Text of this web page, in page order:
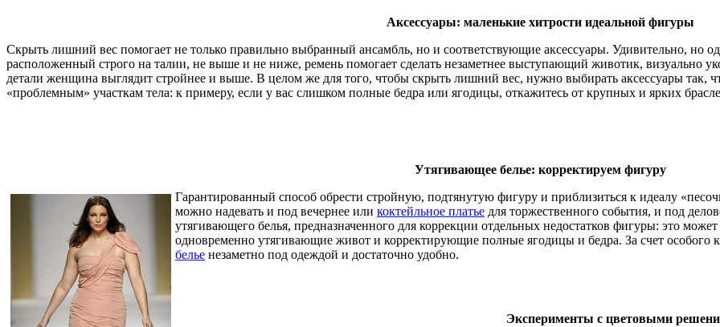
Аксессуары: маленькие хитрости идеальной фигуры
Скрыть лишний вес помогает не только правильно выбранный ансамбль, но и соответствующие аксессуары. Удивительно, но
расположенный строго на талии, не выше и не ниже, ремень помогает сделать незаметнее выступающий животик, визуально
детали женщина выглядит стройнее и выше. В целом же для того, чтобы скрыть лишний вес, нужно выбирать аксессуары так,
«проблемным» участкам тела: к примеру, если у вас слишком полные бедра или ягодицы, откажитесь от крупных и ярких
Утягивающее белье: корректируем фигуру
Гарантированный способ обрести стройную, подтянутую фигуру и приблизиться к идеалу
можно надевать и под вечернее или коктейльное платье для торжественного события, и под
утягивающего белья, предназначенного для коррекции отдельных недостатков фигуры: это
одновременно утягивающие живот и корректирующие полные ягодицы и бедра. За счет особого
белье незаметно под одеждой и достаточно удобно.
Эксперименты с цветовыми